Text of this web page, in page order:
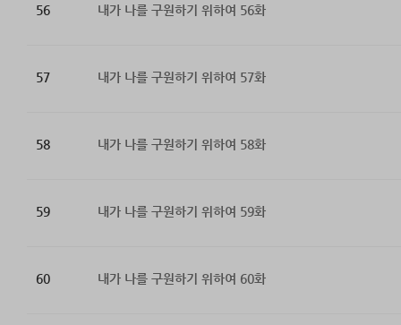
56 내가 나를 구원하기 위하여 56화
57 내가 나를 구원하기 위하여 57화
58 내가 나를 구원하기 위하여 58화
59 내가 나를 구원하기 위하여 59화
60 내가 나를 구원하기 위하여 60화